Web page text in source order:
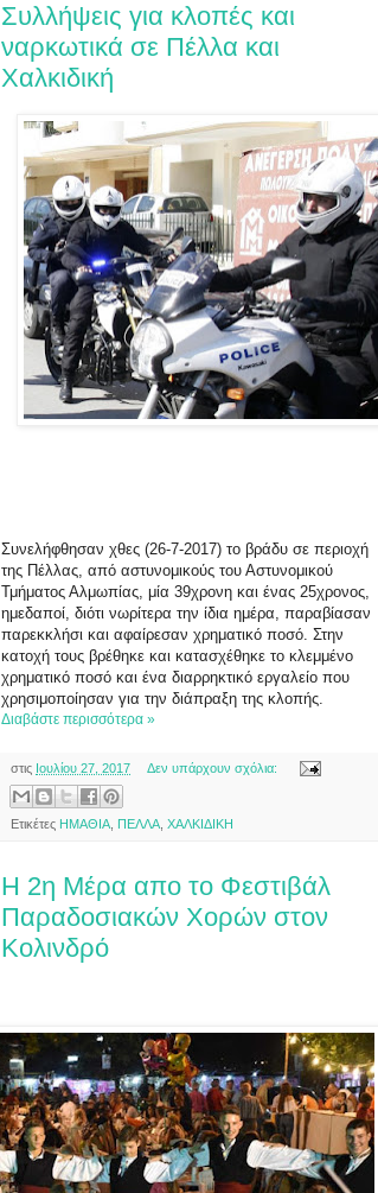
Συλλήψεις για κλοπές και
ναρκωτικά σε Πέλλα και
Χαλκιδική
Συνελήφθησαν χθες (26-7-2017) το βράδυ σε περιοχή
της Πέλλας, από αστυνομικούς του Αστυνομικού
Τμήματος Αλμωπίας, μία 39χρονη και ένας 25χρονος,
ημεδαποί, διότι νωρίτερα την ίδια ημέρα, παραβίασαν
παρεκκλήσι και αφαίρεσαν χρηματικό ποσό. Στην
κατοχή τους βρέθηκε και κατασχέθηκε το κλεμμένο
χρηματικό ποσό και ένα διαρρηκτικό εργαλείο που
χρησιμοποίησαν για την διάπραξη της κλοπής.
Διαβάστε περισσότερα »
στις Ιουλίου 27, 2017 Δεν υπάρχουν σχόλια:
Ετικέτες ΗΜΑΘΙΑ ΠΕΛΛΑ ΧΑΛΚΙΔΙΚΗ
Η 2η Μέρα απο το Φεστιβάλ
Παραδοσιακών Χορών στον
Κολινδρό